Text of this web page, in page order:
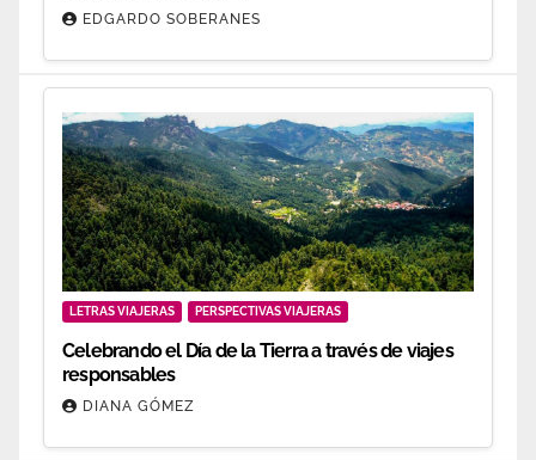
EDGARDO SOBERANES
LETRAS VIAJERAS PERSPECTIVAS VIAJERAS
Celebrando el Día de la Tierra a través de viajes
responsables
DIANA GÓMEZ